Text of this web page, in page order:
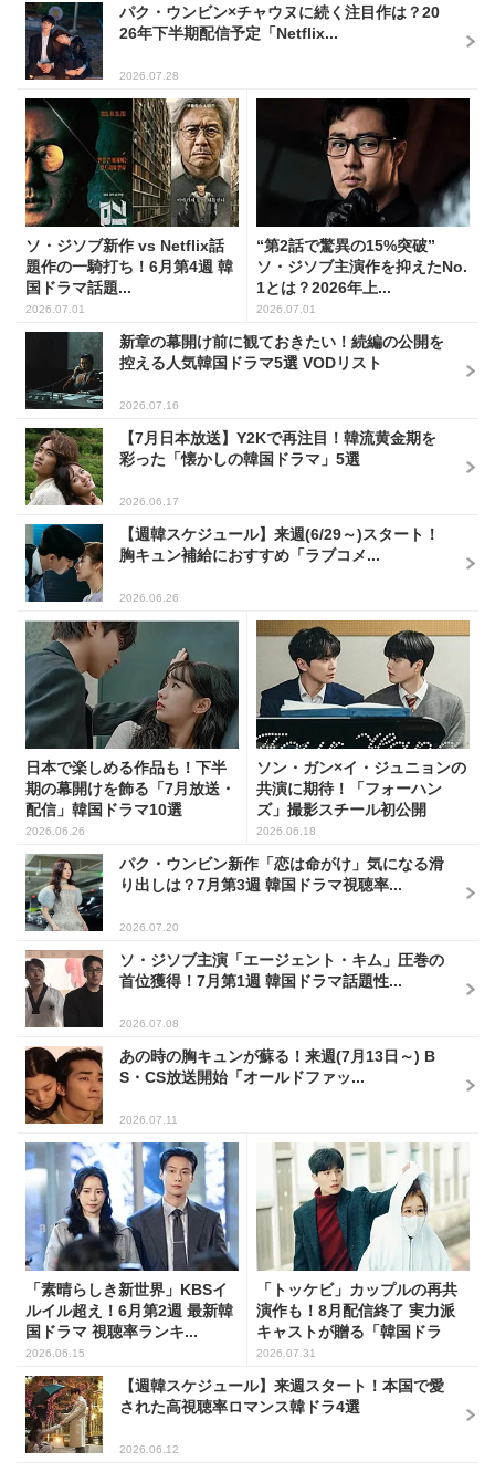
パク・ウンビン×チャウヌに続く注目作は？20
26年下半期配信予定「Netflix...
2026.07.28
ソ・ジソブ新作 vs Netflix話
題作の一騎打ち！6月第4週 韓
国ドラマ話題...
2026.07.01
“第2話で驚異の15%突破”
ソ・ジソブ主演作を抑えたNo.
1とは？2026年上...
2026.07.01
新章の幕開け前に観ておきたい！続編の公開を
控える人気韓国ドラマ5選 VODリスト
2026.07.16
【7月日本放送】Y2Kで再注目！韓流黄金期を
彩った「懐かしの韓国ドラマ」5選
2026.06.17
【週韓スケジュール】来週(6/29～)スタート！
胸キュン補給におすすめ「ラブコメ...
2026.06.26
日本で楽しめる作品も！下半
期の幕開けを飾る「7月放送・
配信」韓国ドラマ10選
2026.06.26
ソン・ガン×イ・ジュニョンの
共演に期待！「フォーハン
ズ」撮影スチール初公開
2026.06.18
パク・ウンビン新作「恋は命がけ」気になる滑
り出しは？7月第3週 韓国ドラマ視聴率...
2026.07.20
ソ・ジソブ主演「エージェント・キム」圧巻の
首位獲得！7月第1週 韓国ドラマ話題性...
2026.07.08
あの時の胸キュンが蘇る！来週(7月13日～) B
S・CS放送開始「オールドファッ...
2026.07.11
「素晴らしき新世界」KBSイ
ルイル超え！6月第2週 最新韓
国ドラマ 視聴率ランキ...
2026.06.15
「トッケビ」カップルの再共
演作も！8月配信終了 実力派
キャストが贈る「韓国ドラ
マ...
2026.07.31
【週韓スケジュール】来週スタート！本国で愛
された高視聴率ロマンス韓ドラ4選
2026.06.12